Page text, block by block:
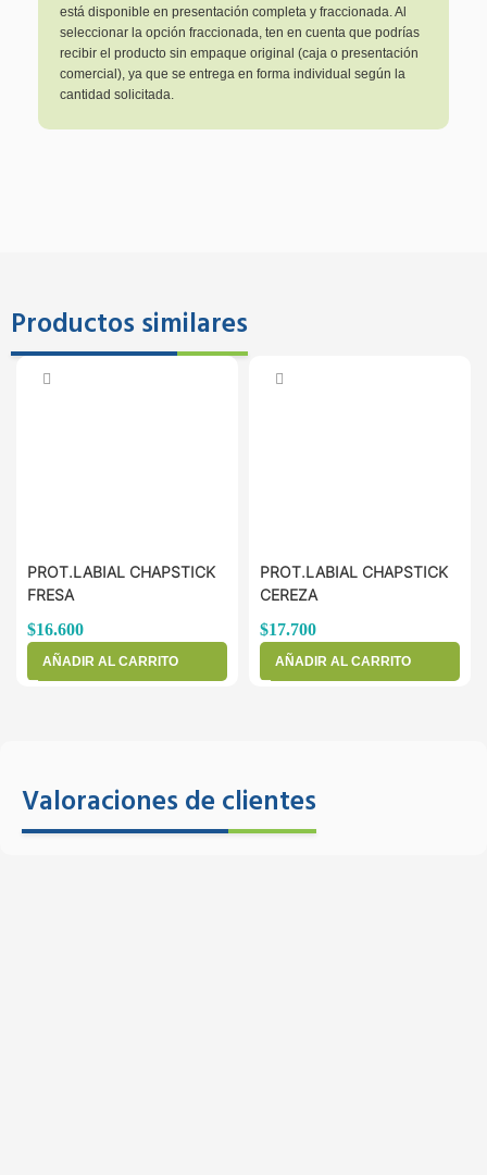
está disponible en presentación completa y fraccionada. Al
seleccionar la opción fraccionada, ten en cuenta que podrías
recibir el producto sin empaque original (caja o presentación
comercial), ya que se entrega en forma individual según la
cantidad solicitada.
Productos similares
PROT.LABIAL CHAPSTICK
FRESA
$16.600
AÑADIR AL CARRITO
PROT.LABIAL CHAPSTICK
CEREZA
$17.700
AÑADIR AL CARRITO
Valoraciones de clientes